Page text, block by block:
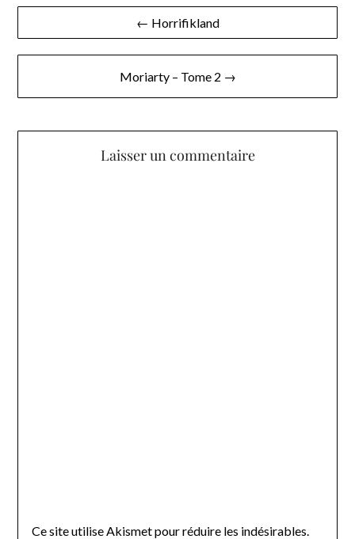
Navigation
de
← Horrifikland
Moriarty – Tome 2 →
Laisser un commentaire
Ce site utilise Akismet pour réduire les indésirables.